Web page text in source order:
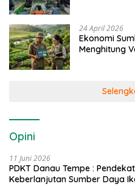
24 April 2026
Ekonomi
Menghitung
Opini
11 Juni 2026
PDKT Danau Tempe :
Keberlanjutan Sumber Daya